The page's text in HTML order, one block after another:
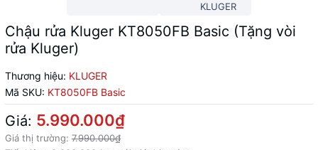
KLUGER
Chậu rửa Kluger KT8050FB Basic (Tặng vòi
rửa Kluger)
Thương hiệu: KLUGER
Mã SKU: KT8050FB Basic
Giá: 5.990.000₫
Giá thị trường: 7.990.000₫